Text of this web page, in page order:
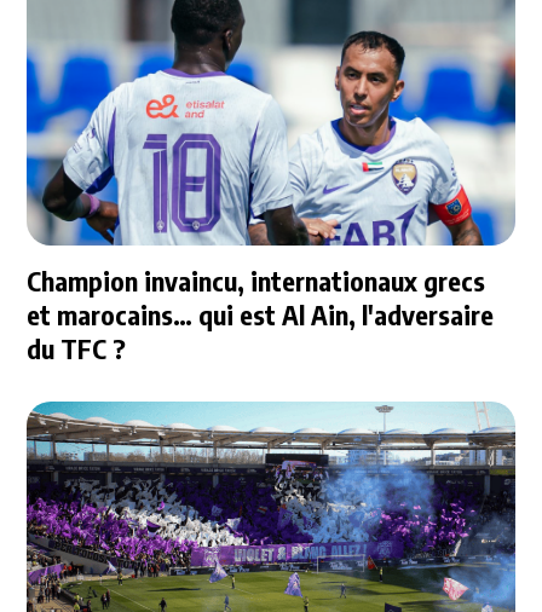
Champion invaincu, internationaux grecs
et marocains… qui est Al Ain, l'adversaire
du TFC ?